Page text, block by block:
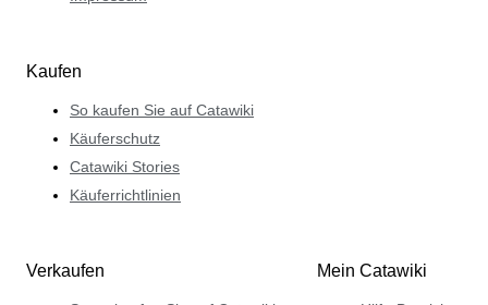
Kaufen
So kaufen Sie auf Catawiki
Käuferschutz
Catawiki Stories
Käuferrichtlinien
Verkaufen Mein Catawiki